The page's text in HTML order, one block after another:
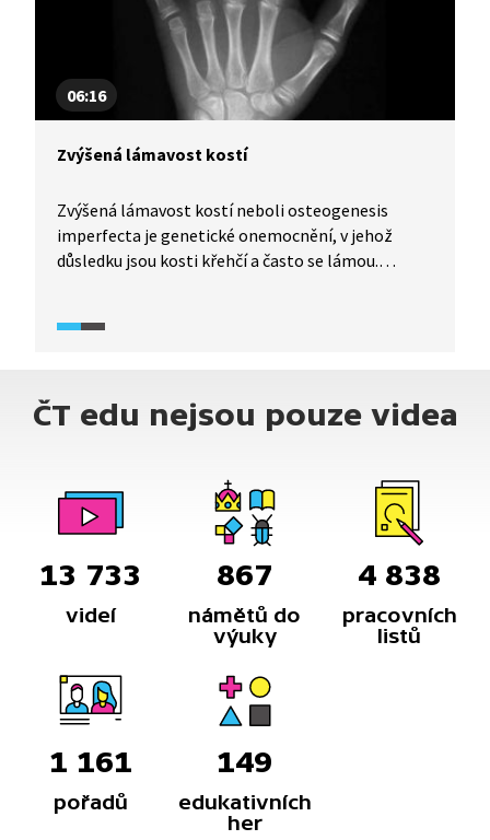
06:16
Zvýšená lámavost kostí
Zvýšená lámavost kostí neboli osteogenesis
imperfecta je genetické onemocnění, v jehož
důsledku jsou kosti křehčí a často se lámou.
jako jsou berle nebo vozíček. Lámavé kosti jsou
ČT edu nejsou pouze videa
13 733
videí
867
námětů do
výuky
4 838
pracovních
listů
1 161
pořadů
149
edukativních
her